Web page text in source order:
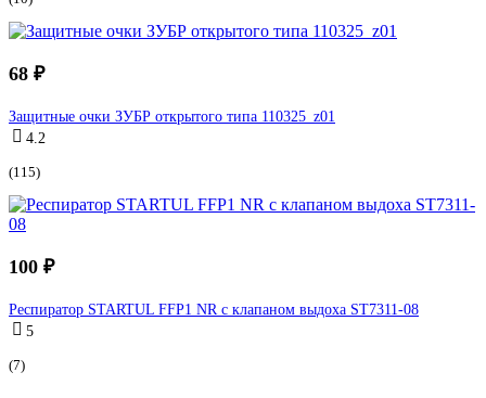
68 ₽
Защитные очки ЗУБР открытого типа 110325_z01
4.2
(115)
100 ₽
Респиратор STARTUL FFP1 NR с клапаном выдоха ST7311-08
5
(7)